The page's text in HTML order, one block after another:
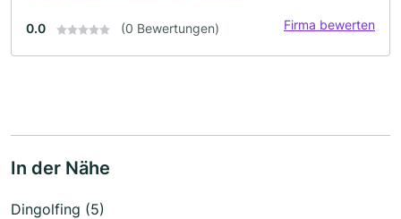
0.0 (0 Bewertungen) Firma bewerten
In der Nähe
Dingolfing (5)